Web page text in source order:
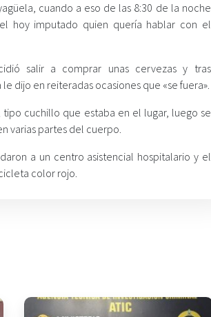
cuando a eso de las 8:30 de la noche
hoy imputado quien quería hablar con el
salir a comprar unas cervezas y tras
dijo en reiteradas ocasiones que «se fuera».
cuchillo que estaba en el lugar, luego se
varias partes del cuerpo.
a un centro asistencial hospitalario y el
color rojo.